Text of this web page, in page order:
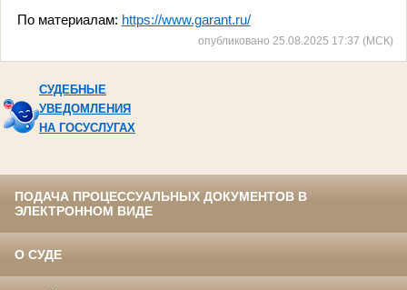
По материалам: https://www.garant.ru/
опубликовано 25.08.2025 17:37 (МСК)
СУДЕБНЫЕ
УВЕДОМЛЕНИЯ
НА ГОСУСЛУГАХ
ПОДАЧА ПРОЦЕССУАЛЬНЫХ ДОКУМЕНТОВ В
ЭЛЕКТРОННОМ ВИДЕ
О СУДЕ